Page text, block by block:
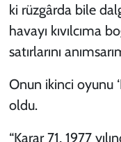
ki rüzgârda bile
havayı kıvılcıma
satırlarını
Onun ikinci oyunu
oldu.
“Karar 71, 1977